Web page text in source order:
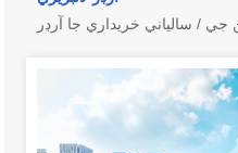
/ سالياني خريداري جا آرڊر